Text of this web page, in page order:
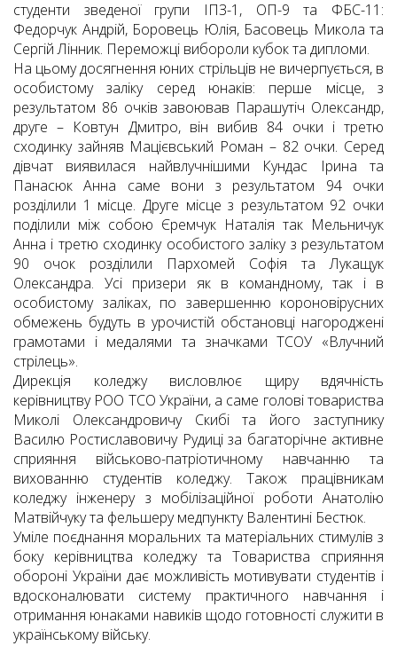
студенти зведеної групи ІПЗ-1, ОП-9 та ФБС-11:
Федорчук Андрій, Боровець Юлія, Басовець Микола та
Сергій Лінник. Переможці вибороли кубок та дипломи.
На цьому досягнення юних стрільців не вичерпується, в
особистому заліку серед юнаків: перше місце, з
результатом 86 очків завоював Парашутіч Олександр,
друге – Ковтун Дмитро, він вибив 84 очки і третю
сходинку зайняв Мацієвський Роман – 82 очки. Серед
дівчат виявилася найвлучнішими Кундас Ірина та
Панасюк Анна саме вони з результатом 94 очки
розділили 1 місце. Друге місце з результатом 92 очки
поділили між собою Єремчук Наталія так Мельничук
Анна і третю сходинку особистого заліку з результатом
90 очок розділили Пархомей Софія та Лукащук
Олександра. Усі призери як в командному, так і в
особистому заліках, по завершенню короновірусних
обмежень будуть в урочистій обстановці нагороджені
грамотами і медалями та значками ТСОУ «Влучний
стрілець».
Дирекція коледжу висловлює щиру вдячність
керівництву РОО ТСО України, а саме голові товариства
Миколі Олександровичу Скибі та його заступнику
Василю Ростиславовичу Рудиці за багаторічне активне
сприяння військово-патріотичному навчанню та
вихованню студентів коледжу. Також працівникам
коледжу інженеру з мобілізаційної роботи Анатолію
Матвійчуку та фельшеру медпункту Валентині Бестюк.
Уміле поєднання моральних та матеріальних стимулів з
боку керівництва коледжу та Товариства сприяння
обороні України дає можливість мотивувати студентів і
вдосконалювати систему практичного навчання і
отримання юнаками навиків щодо готовності служити в
українському війську.